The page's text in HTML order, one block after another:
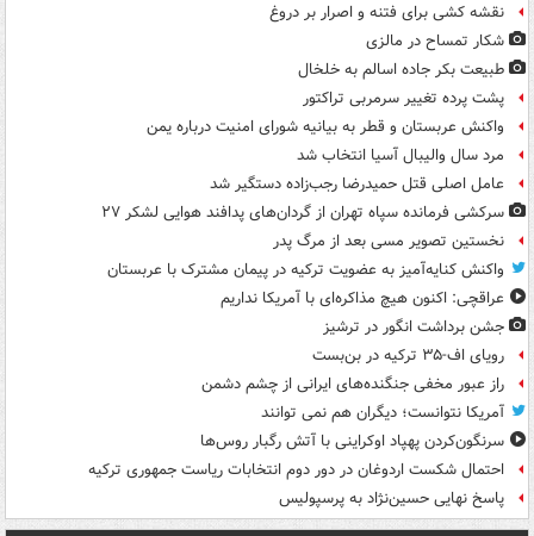
نقشه کشی برای فتنه و اصرار بر دروغ
شکار تمساح در مالزی
طبیعت بکر جاده اسالم به خلخال
پشت پرده تغییر سرمربی تراکتور
واکنش عربستان و قطر به بیانیه شورای امنیت درباره یمن
مرد سال والیبال آسیا انتخاب شد
عامل اصلی قتل حمیدرضا رجب‌زاده دستگیر شد
سرکشی فرمانده سپاه تهران از گردان‌های پدافند هوایی لشکر ۲۷
نخستین تصویر مسی بعد از مرگ پدر
واکنش کنایه‌آمیز به عضویت ترکیه در پیمان مشترک با عربستان
عراقچی: اکنون هیچ مذاکره‌ای با آمریکا نداریم
جشن برداشت انگور در ترشیز
رویای اف-۳۵ ترکیه در بن‌بست
راز عبور مخفی جنگنده‌های ایرانی از چشم دشمن
آمریکا نتوانست؛ دیگران هم نمی توانند
سرنگون‌کردن پهپاد اوکراینی با آتش رگبار روس‌ها
احتمال شکست اردوغان در دور دوم انتخابات ریاست جمهوری ترکیه
پاسخ نهایی حسین‌نژاد به پرسپولیس